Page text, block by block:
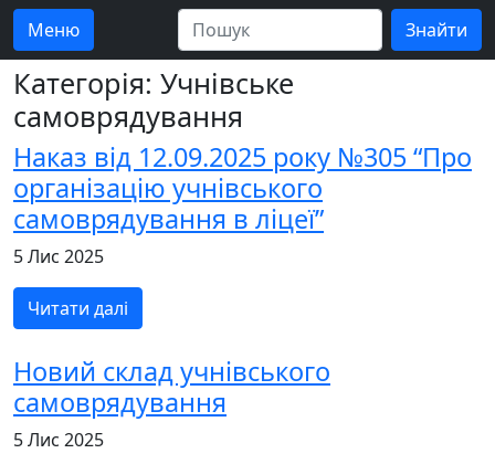
Меню
Категорія: Учнівське
самоврядування
Наказ від 12.09.2025 року №305 “Про
організацію учнівського
самоврядування в ліцеї”
5 Лис 2025
Читати далі
Новий склад учнівського
самоврядування
5 Лис 2025